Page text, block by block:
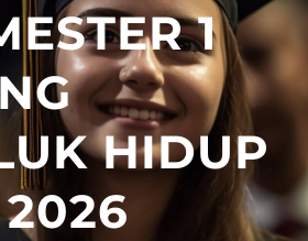
1
HIDUP
2026